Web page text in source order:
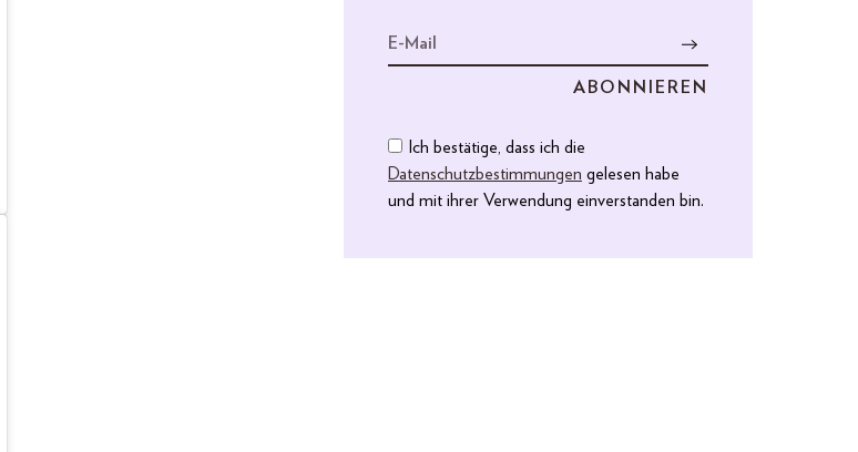
Ich bestätige, dass ich die
Datenschutzbestimmungen gelesen habe
und mit ihrer Verwendung einverstanden bin.